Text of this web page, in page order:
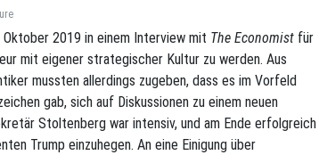
2019 in einem Interview mit The Economist für
mit eigener strategischer Kultur zu werden. Aus
mussten allerdings zugeben, dass es im Vorfeld
gab, sich auf Diskussionen zu einem neuen
Stoltenberg war intensiv, und am Ende erfolgreich
Trump einzuhegen. An eine Einigung über